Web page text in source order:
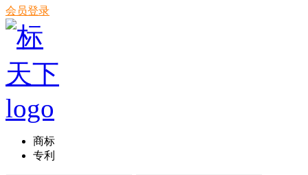
会员登录
商标
专利